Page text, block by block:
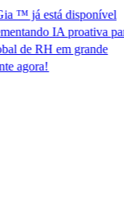
já está disponível
IA proativa para
RH em grande